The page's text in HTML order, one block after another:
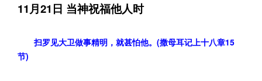
11月21日 当神祝福他人时
扫罗见大卫做事精明，就甚怕他。(撒母耳记上十八章15
节)